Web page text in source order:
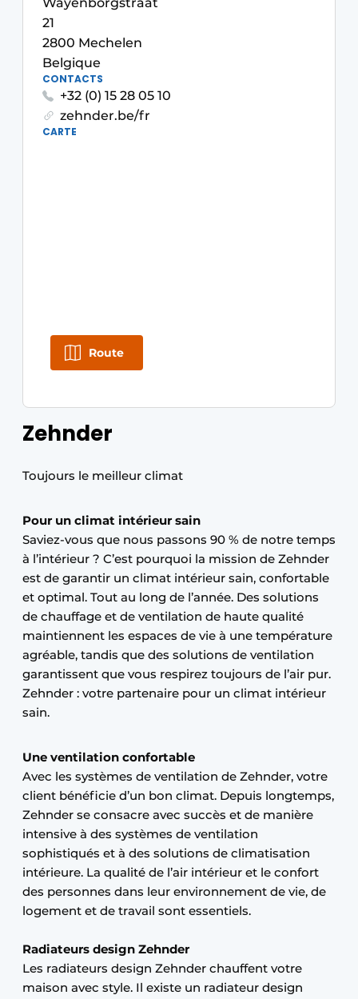
S’inscrire
Termes et conditions
Video’s
Zehnder
Toujours le meilleur climat
Pour un climat intérieur sain
Saviez-vous que nous passons 90 % de notre temps
à l’intérieur ? C’est pourquoi la mission de Zehnder
est de garantir un climat intérieur sain, confortable
et optimal. Tout au long de l’année. Des solutions
de chauffage et de ventilation de haute qualité
maintiennent les espaces de vie à une température
agréable, tandis que des solutions de ventilation
garantissent que vous respirez toujours de l’air pur.
Zehnder : votre partenaire pour un climat intérieur
sain.
Une ventilation confortable
Avec les systèmes de ventilation de Zehnder, votre
client bénéficie d’un bon climat. Depuis longtemps,
Zehnder se consacre avec succès et de manière
intensive à des systèmes de ventilation
sophistiqués et à des solutions de climatisation
intérieure. La qualité de l’air intérieur et le confort
des personnes dans leur environnement de vie, de
logement et de travail sont essentiels.
Radiateurs design Zehnder
Les radiateurs design Zehnder chauffent votre
maison avec style. Il existe un radiateur design
21
2800 Mechelen
Belgique
CONTACTS
+32 (0) 15 28 05 10
zehnder.be/fr
CARTE
Route